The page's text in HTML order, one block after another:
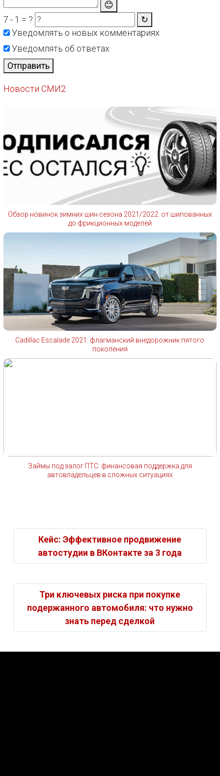
😊
7 - 1 = ?
↻
Уведомлять о новых комментариях
Уведомлять об ответах
Отправить
Новости СМИ2
Обзор новинок зимних шин сезона 2021/2022: от шипованных
до фрикционных моделей
Cadillac Escalade 2021: флагманский внедорожник пятого
поколения
Займы под залог ПТС: финансовая поддержка для
автовладельцев в сложных ситуациях
Кейс: Эффективное продвижение
автостудии в ВКонтакте за 3 года
Три ключевых риска при покупке
подержанного автомобиля: что нужно
знать перед сделкой